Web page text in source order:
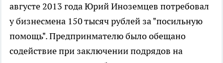
августе 2013 года Юрий Иноземцев потребовал
у бизнесмена 150 тысяч рублей за "посильную
помощь". Предпринмателю было обещано
содействие при заключении подрядов на